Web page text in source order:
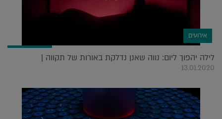
אירועים
לילה יהפוך ליום: נווה שאנן נדלקת באורות של תקווה |
13.01.2020